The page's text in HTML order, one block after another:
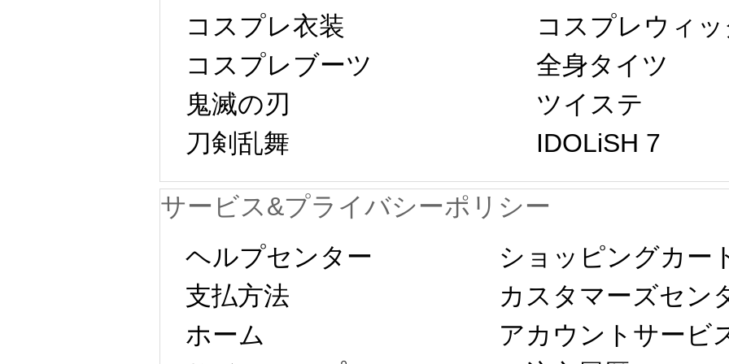
コスプレ衣装
コスプレウィ
コスプレブーツ
全身タイツ
鬼滅の刃
ツイステ
刀剣乱舞
IDOLiSH 7
サービス&プライバシーポリシー
ヘルプセンター
ショッピングカー
支払方法
カスタマーズセン
ホーム
アカウントサービ